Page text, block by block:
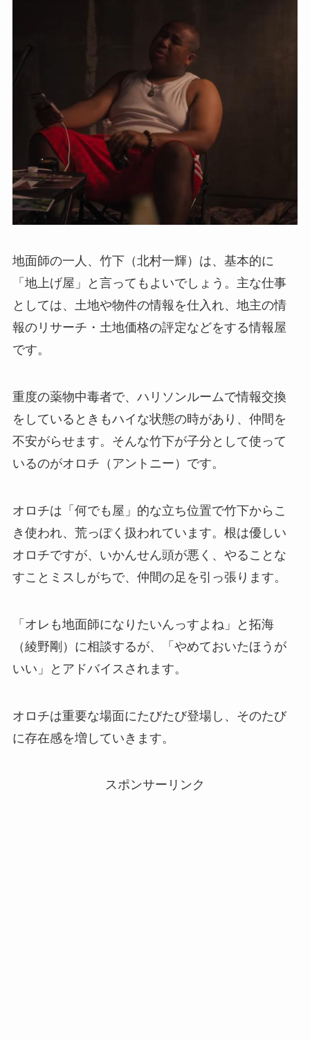
地面師の一人、竹下（北村一輝）は、基本的に
「地上げ屋」と言ってもよいでしょう。主な仕事
としては、土地や物件の情報を仕入れ、地主の情
報のリサーチ・土地価格の評定などをする情報屋
です。
重度の薬物中毒者で、ハリソンルームで情報交換
をしているときもハイな状態の時があり、仲間を
不安がらせます。そんな竹下が子分として使って
いるのがオロチ（アントニー）です。
オロチは「何でも屋」的な立ち位置で竹下からこ
き使われ、荒っぽく扱われています。根は優しい
オロチですが、いかんせん頭が悪く、やることな
すことミスしがちで、仲間の足を引っ張ります。
「オレも地面師になりたいんっすよね」と拓海
（綾野剛）に相談するが、「やめておいたほうが
いい」とアドバイスされます。
オロチは重要な場面にたびたび登場し、そのたび
に存在感を増していきます。
スポンサーリンク